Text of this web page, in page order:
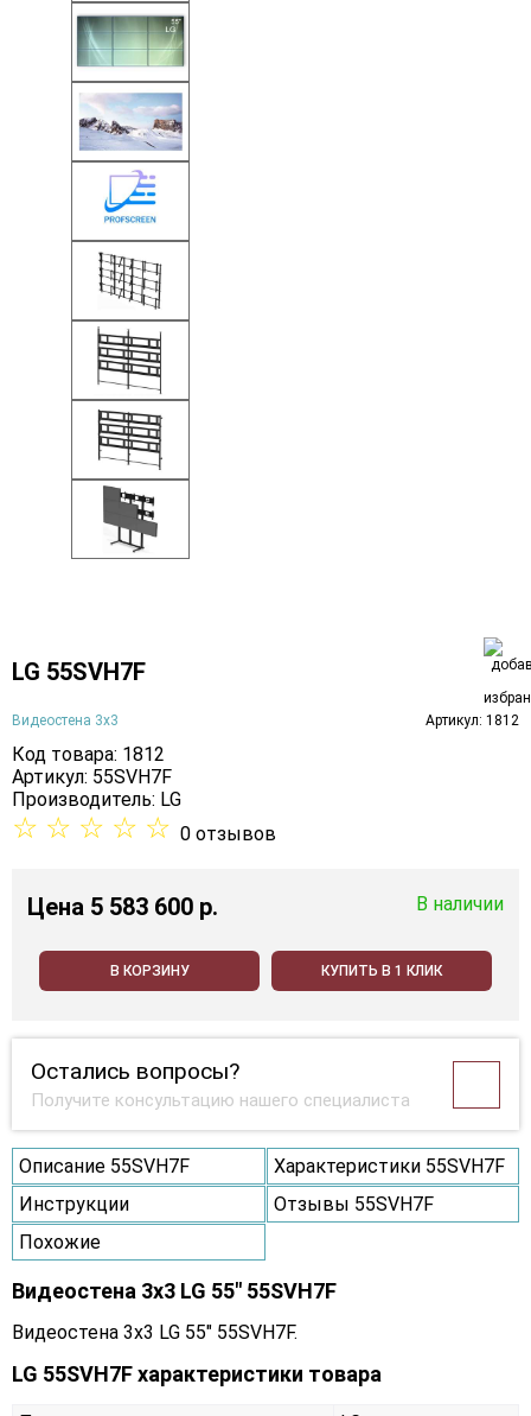
LG 55SVH7F
Видеостена 3х3 Артикул: 1812
Код товара: 1812
Артикул: 55SVH7F
Производитель: LG
☆ ☆ ☆ ☆ ☆ 0 отзывов
Цена 5 583 600 p. В наличии
В КОРЗИНУ КУПИТЬ В 1 КЛИК
Остались вопросы?
Получите консультацию нашего специалиста
Описание 55SVH7F
Характеристики 55SVH7F
Инструкции
Отзывы 55SVH7F
Похожие
Видеостена 3x3 LG 55" 55SVH7F
Видеостена 3x3 LG 55" 55SVH7F.
LG 55SVH7F характеристики товара